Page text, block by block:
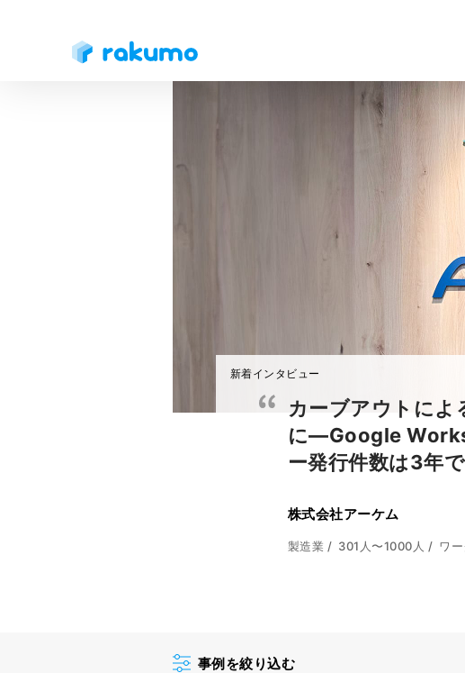
新着インタビュー
カーブアウトによ
に―Google
ー発行件数は3年
株式会社アーケム
製造業 / 301人〜1000人 / ワ
事例を絞り込む